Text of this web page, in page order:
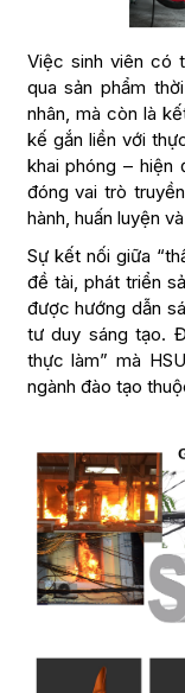
Việc sinh viên có
qua sản phẩm
nhân, mà còn là
kế gắn liền với
khai phóng – hiện
đóng vai trò
hành, huấn luyện
Sự kết nối giữa
đề tài, phát triển
được hướng dẫn
tư duy sáng tạo.
thực làm” mà
ngành đào tạo